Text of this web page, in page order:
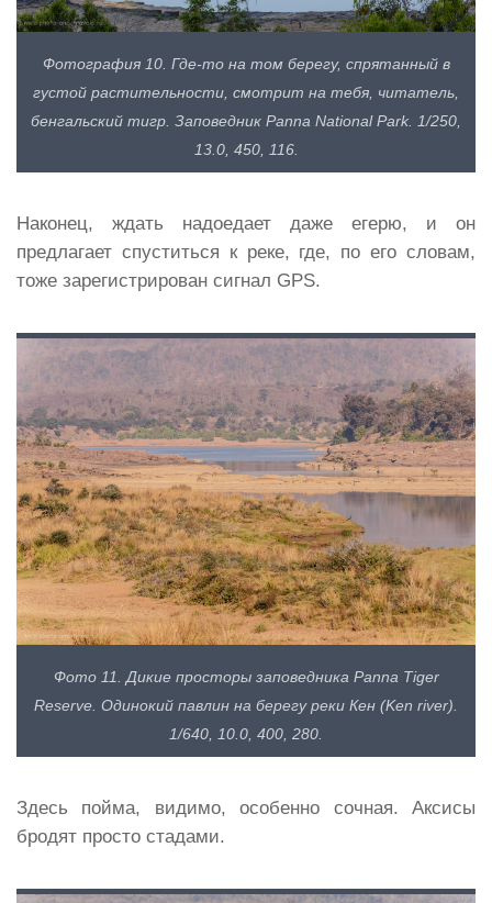
Фотография 10. Где-то на том берегу, спрятанный в
густой растительности, смотрит на тебя, читатель,
бенгальский тигр. Заповедник Panna National Park. 1/250,
13.0, 450, 116.
Наконец, ждать надоедает даже егерю, и он
предлагает спуститься к реке, где, по его словам,
тоже зарегистрирован сигнал GPS.
Фото 11. Дикие просторы заповедника Panna Tiger
Reserve. Одинокий павлин на берегу реки Кен (Ken river).
1/640, 10.0, 400, 280.
Здесь пойма, видимо, особенно сочная. Аксисы
бродят просто стадами.